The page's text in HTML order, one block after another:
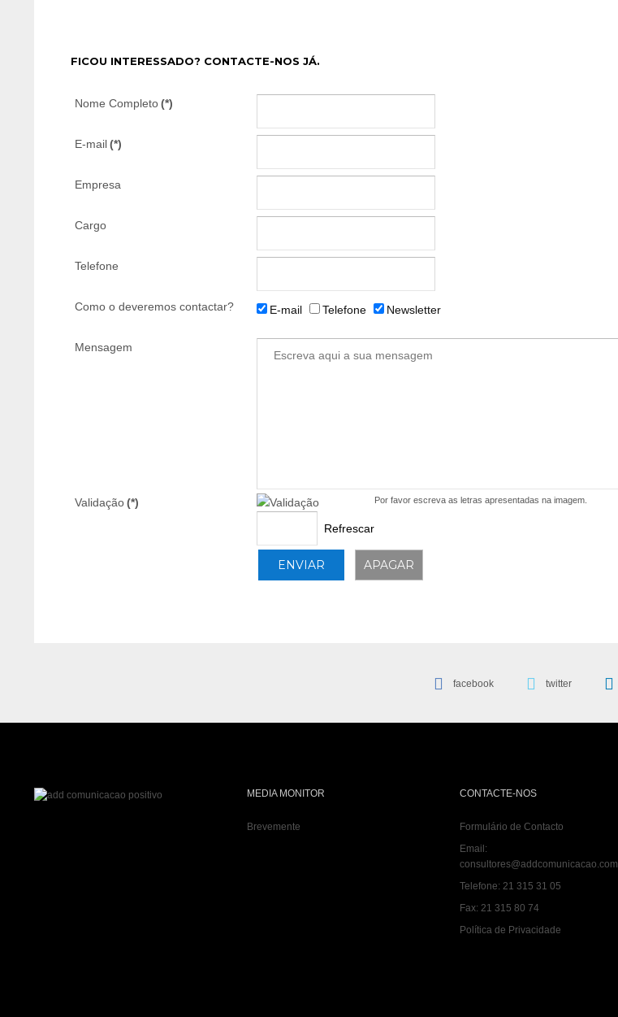
FICOU INTERESSADO? CONTACTE-NOS JÁ.
Nome Completo(*)
E-mail(*)
Empresa
Cargo
Telefone
Como o deveremos contactar? E-mail Telefone Newsletter
Mensagem
Validação(*)
Refrescar
Por favor escreva as letras apresentadas na imagem.
facebook twitter
MEDIA MONITOR
Brevemente
CONTACTE-NOS
Formulário de Contacto
Email:
consultores@addcomunicacao.com
Telefone: 21 315 31 05
Fax: 21 315 80 74
Política de Privacidade